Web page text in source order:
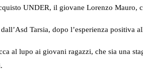
UNDER, il giovane Lorenzo Mauro,
Tarsia, dopo l’esperienza positiva
al lupo ai giovani ragazzi, che sia una